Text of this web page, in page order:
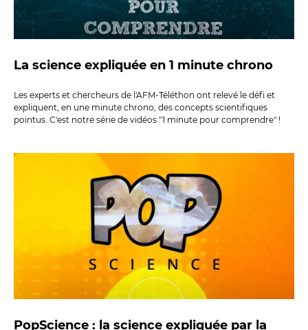
La science expliquée en 1 minute chrono
Les experts et chercheurs de l'AFM-Téléthon ont relevé le défi et
expliquent, en une minute chrono, des concepts scientifiques
pointus. C'est notre série de vidéos "1 minute pour comprendre" !
PopScience : la science expliquée par la